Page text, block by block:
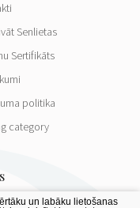
Senlietas
Sertifikāts
politika
category
un labāku lietošanas